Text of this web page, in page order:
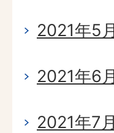
2021年5
2021年6
2021年7